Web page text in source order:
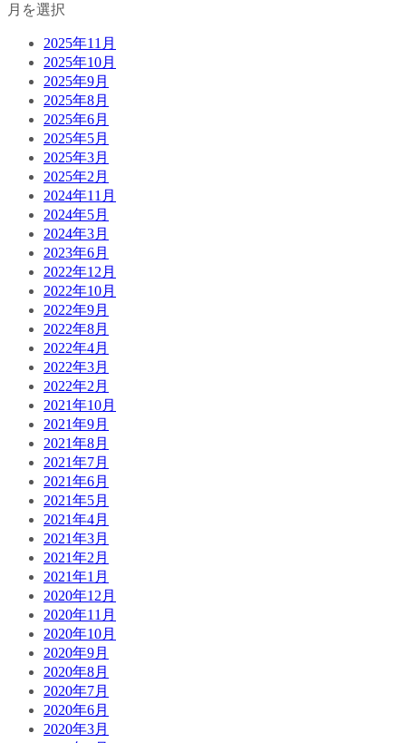
月を選択
2025年11月
2025年10月
2025年9月
2025年8月
2025年6月
2025年5月
2025年3月
2025年2月
2024年11月
2024年5月
2024年3月
2023年6月
2022年12月
2022年10月
2022年9月
2022年8月
2022年4月
2022年3月
2022年2月
2021年10月
2021年9月
2021年8月
2021年7月
2021年6月
2021年5月
2021年4月
2021年3月
2021年2月
2021年1月
2020年12月
2020年11月
2020年10月
2020年9月
2020年8月
2020年7月
2020年6月
2020年3月